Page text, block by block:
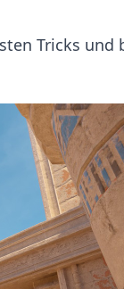
Tricks und